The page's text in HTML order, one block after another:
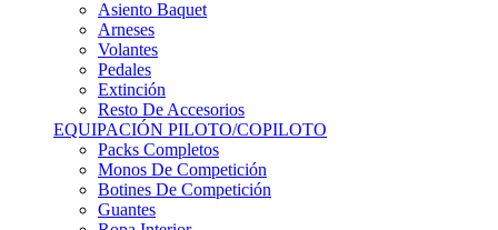
Asiento Baquet
Arneses
Volantes
Pedales
Extinción
Resto De Accesorios
EQUIPACIÓN PILOTO/COPILOTO
Packs Completos
Monos De Competición
Botines De Competición
Guantes